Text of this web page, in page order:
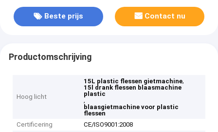
Beste prijs Contact nu
Productomschrijving
Hoog licht
15L plastic flessen gietmachine,
15l drank flessen blaasmachine
plastic
,
blaasgietmachine voor plastic
flessen
Certificering
CE/ISO9001:2008